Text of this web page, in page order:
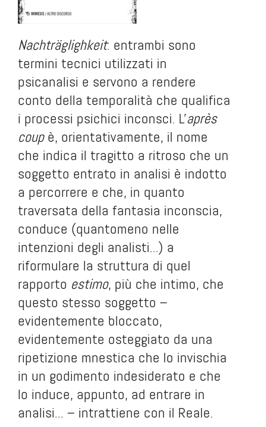
Nachträglighkeit: entrambi sono
termini tecnici utilizzati in
psicanalisi e servono a rendere
conto della temporalità che qualifica
i processi psichici inconsci. L'après
coup è, orientativamente, il nome
che indica il tragitto a ritroso che un
soggetto entrato in analisi è indotto
a percorrere e che, in quanto
traversata della fantasia inconscia,
conduce (quantomeno nelle
intenzioni degli analisti...) a
riformulare la struttura di quel
rapporto estimo, più che intimo, che
questo stesso soggetto –
evidentemente bloccato,
evidentemente osteggiato da una
ripetizione mnestica che lo invischia
in un godimento indesiderato e che
lo induce, appunto, ad entrare in
analisi... – intrattiene con il Reale.